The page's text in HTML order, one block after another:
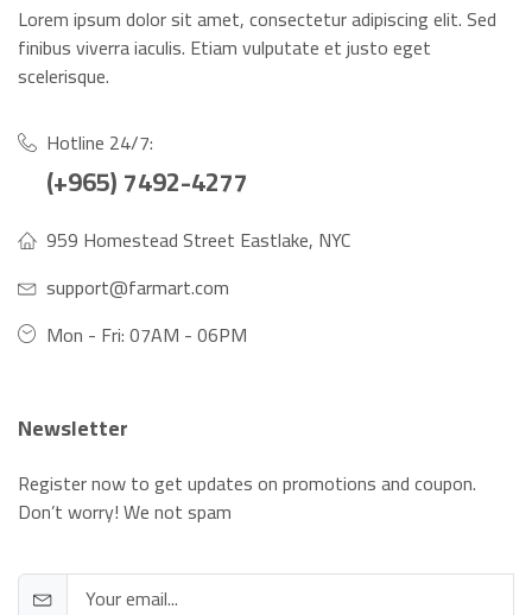
Lorem ipsum dolor sit amet, consectetur adipiscing elit. Sed
finibus viverra iaculis. Etiam vulputate et justo eget
scelerisque.
Hotline 24/7:
(+965) 7492-4277
959 Homestead Street Eastlake, NYC
support@farmart.com
Mon - Fri: 07AM - 06PM
Newsletter
Register now to get updates on promotions and coupon.
Don’t worry! We not spam